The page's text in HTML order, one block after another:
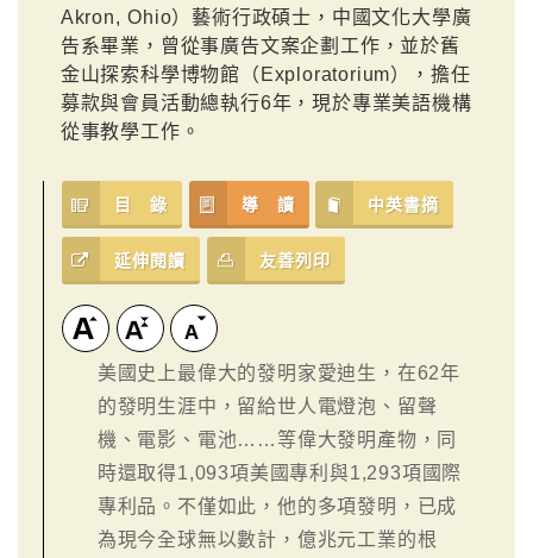
Akron, Ohio）藝術行政碩士，中國文化大學廣
告系畢業，曾從事廣告文案企劃工作，並於舊
金山探索科學博物館（Exploratorium），擔任
募款與會員活動總執行6年，現於專業美語機構
從事教學工作。
目 錄 導 讀 中英書摘
延伸閱讀 友善列印
美國史上最偉大的發明家愛迪生，在62年
的發明生涯中，留給世人電燈泡、留聲
機、電影、電池……等偉大發明產物，同
時還取得1,093項美國專利與1,293項國際
專利品。不僅如此，他的多項發明，已成
為現今全球無以數計，億兆元工業的根